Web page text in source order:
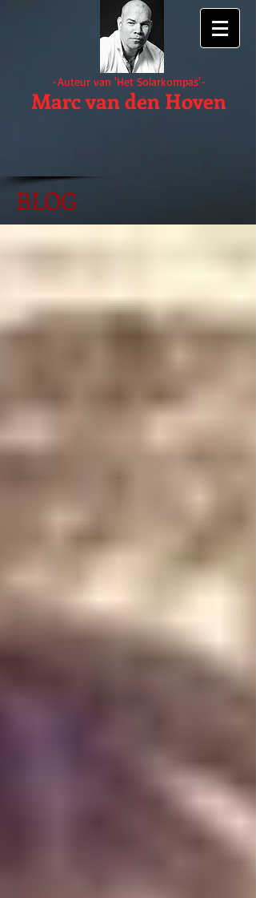
-Auteur van 'Het Solarkompas'-
Marc van den Hoven
BLOG